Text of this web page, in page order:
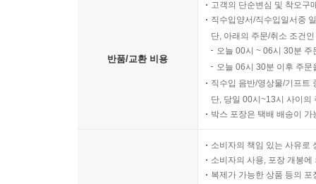
반품/교환 비용
고객의 단순변심 및 착오구
직수입양서/직수입일서중
단, 아래의 주문/취소 조건
오늘 00시 ~ 06시 30분
오늘 06시 30분 이후 주
직수입 음반/영상물/기프트
단, 당일 00시~13시 사이의
박스 포장은 택배 배송이
소비자의 책임 있는 사유로
소비자의 사용, 포장 개봉
복제가 가능한 상품 등의